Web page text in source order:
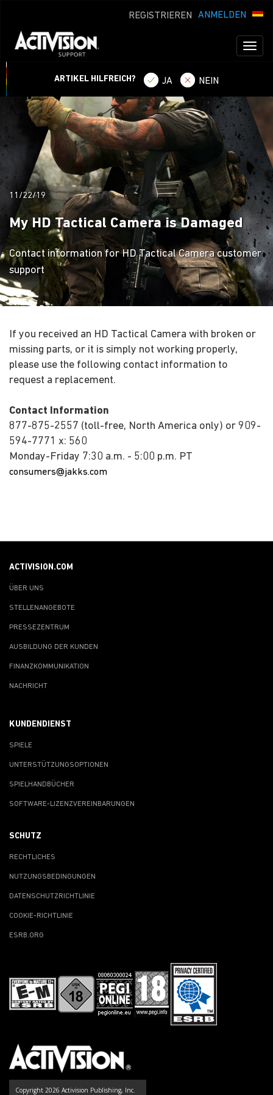
ANMELDEN
REGISTRIEREN
ARTIKEL HILFREICH? JA NEIN
11/22/19
My HD Tactical Camera is Damaged
Contact information for HD Tactical Camera customer
support
If you received an HD Tactical Camera with broken or
missing parts, or it is simply not working properly,
please use the following contact information to
request a replacement.
Contact Information
877-875-2557 (toll-free, North America only) or 909-
594-7771 x: 560
Monday-Friday 7:30 a.m. - 5:00 p.m. PT
consumers@jakks.com
ACTIVISION.COM
ÜBER UNS
STELLENANGEBOTE
PRESSEZENTRUM
AUSBILDUNG DER KUNDEN
FINANZKOMMUNIKATION
NACHRICHT
KUNDENDIENST
SPIELE
UNTERSTÜTZUNGSOPTIONEN
SPIELHANDBÜCHER
SOFTWARE-LIZENZVEREINBARUNGEN
SCHUTZ
RECHTLICHES
NUTZUNGSBEDINGUNGEN
DATENSCHUTZRICHTLINIE
COOKIE-RICHTLINIE
ESRB.ORG
Copyright 2026 Activision Publishing, Inc.